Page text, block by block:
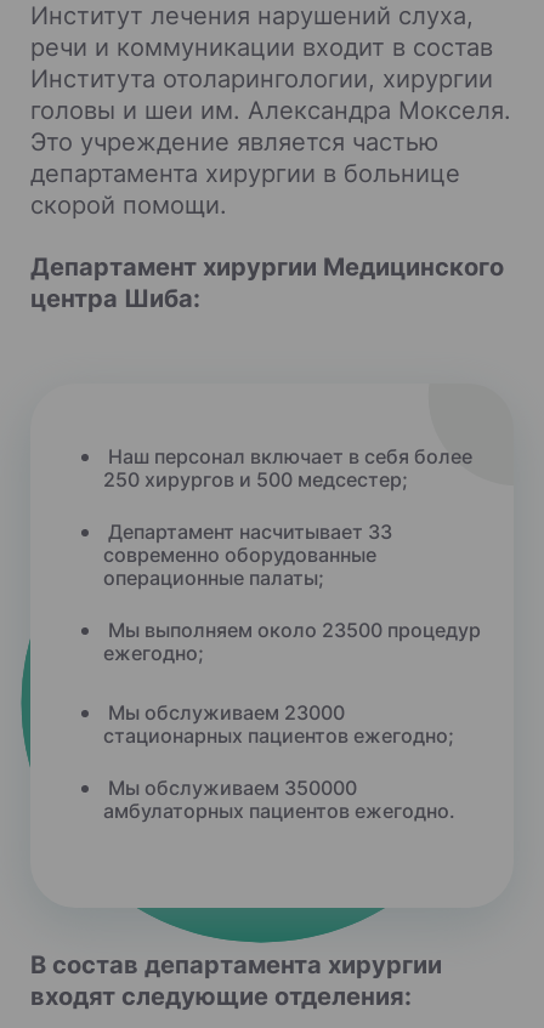
Институт лечения нарушений слуха,
речи и коммуникации входит в состав
Института отоларингологии, хирургии
головы и шеи им. Александра Мокселя.
Это учреждение является частью
департамента хирургии в больнице
скорой помощи.
Департамент хирургии Медицинского
центра Шиба:
Наш персонал включает в себя более
250 хирургов и 500 медсестер;
Департамент насчитывает 33
современно оборудованные
операционные палаты;
Мы выполняем около 23500 процедур
ежегодно;
Мы обслуживаем 23000
стационарных пациентов ежегодно;
Мы обслуживаем 350000
амбулаторных пациентов ежегодно.
В состав департамента хирургии
входят следующие отделения: